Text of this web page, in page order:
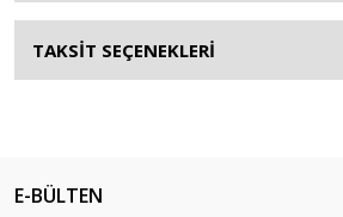
TAKSİT SEÇENEKLERİ
E-BÜLTEN